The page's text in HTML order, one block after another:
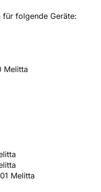
für folgende Geräte:
Melitta
Melitta